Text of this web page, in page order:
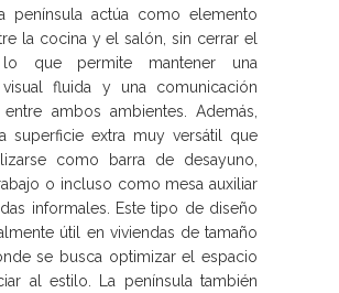
península actúa como elemento
la cocina y el salón, sin cerrar el
lo que permite mantener una
fluida y una comunicación
entre ambos ambientes. Además,
superficie extra muy versátil que
como barra de desayuno,
o incluso como mesa auxiliar
informales. Este tipo de diseño
útil en viviendas de tamaño
se busca optimizar el espacio
al estilo. La península también